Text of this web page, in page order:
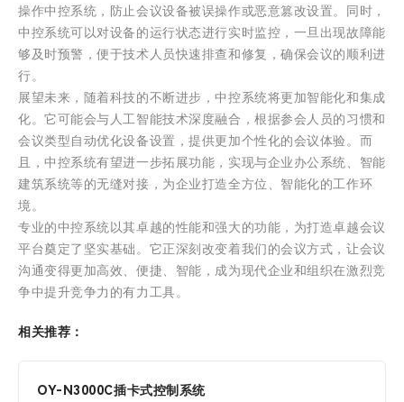
操作中控系统，防止会议设备被误操作或恶意篡改设置。同时，
中控系统可以对设备的运行状态进行实时监控，一旦出现故障能
够及时预警，便于技术人员快速排查和修复，确保会议的顺利进
行。
展望未来，随着科技的不断进步，中控系统将更加智能化和集成
化。它可能会与人工智能技术深度融合，根据参会人员的习惯和
会议类型自动优化设备设置，提供更加个性化的会议体验。而
且，中控系统有望进一步拓展功能，实现与企业办公系统、智能
建筑系统等的无缝对接，为企业打造全方位、智能化的工作环
境。
专业的中控系统以其卓越的性能和强大的功能，为打造卓越会议
平台奠定了坚实基础。它正深刻改变着我们的会议方式，让会议
沟通变得更加高效、便捷、智能，成为现代企业和组织在激烈竞
争中提升竞争力的有力工具。
相关推荐：
OY-N3000C插卡式控制系统